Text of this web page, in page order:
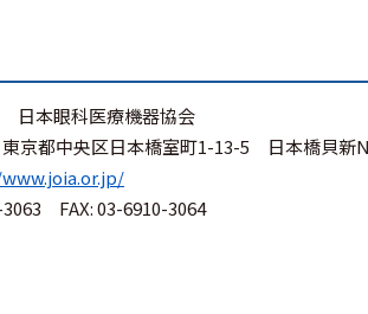
日本眼科医療機器協会
京都中央区日本橋室町1-13-5 日本橋貝新
3063 FAX: 03-6910-3064